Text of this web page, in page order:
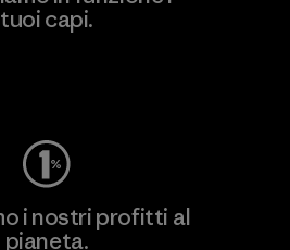
tuoi capi.
i nostri profitti al
pianeta.